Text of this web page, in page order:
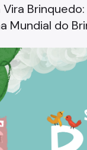
Mundial do